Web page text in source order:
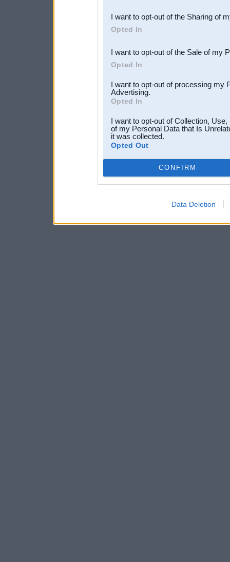
Downstream Participants
third parties.
I want to opt-out of the Sharing of
Opted In
I want to opt-out of the Sale of my
Opted In
I want to opt-out of processing my
Advertising.
Opted In
I want to opt-out of Collection,
of my Personal Data that Is
it was collected.
Opted Out
CONFIRM
Data Deletion